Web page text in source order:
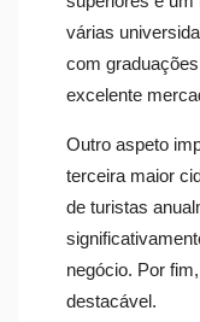
várias
com
excelente
Outro aspeto
terceira maior
de turistas
negócio. Por
destacável.